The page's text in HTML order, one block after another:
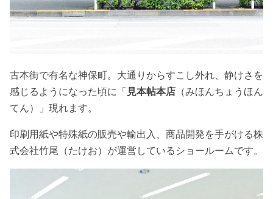
古本街で有名な神保町。大通りからすこし外れ、静けさを
感じるようになった頃に「 見本帖本店 （みほんちょうほん
てん）」現れます。
印刷用紙や特殊紙の販売や輸出入、商品開発を手がける株
式会社竹尾（たけお）が運営しているショールームです。